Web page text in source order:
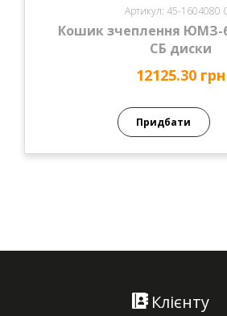
Артикул: 45-1604080
Кошик зчеплення ЮМЗ-6
СБ диски
12125.30 грн
Придбати
Клієнту